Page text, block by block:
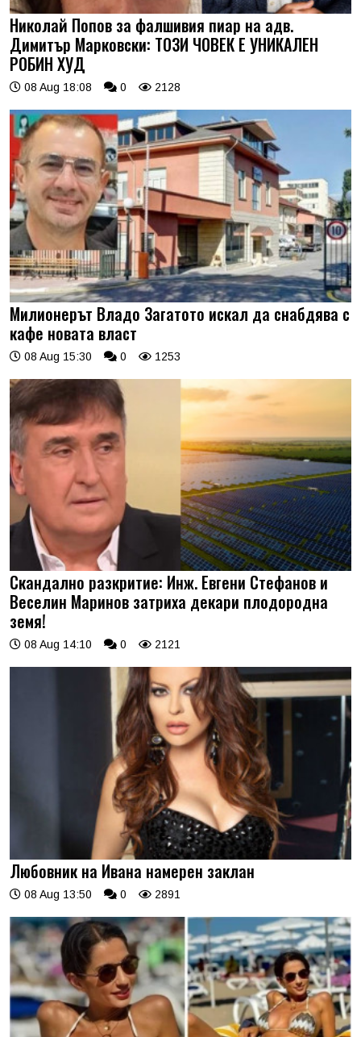
Николай Попов за фалшивия пиар на адв.
Димитър Марковски: ТОЗИ ЧОВЕК Е УНИКАЛЕН
РОБИН ХУД
08 Aug 18:08 0 2128
Милионерът Владо Загатото искал да снабдява с
кафе новата власт
08 Aug 15:30 0 1253
Скандално разкритие: Инж. Евгени Стефанов и
Веселин Маринов затриха декари плодородна
земя!
08 Aug 14:10 0 2121
Любовник на Ивана намерен заклан
08 Aug 13:50 0 2891